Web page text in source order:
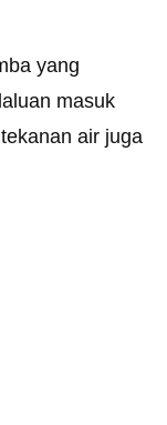
yang
masuk
air juga